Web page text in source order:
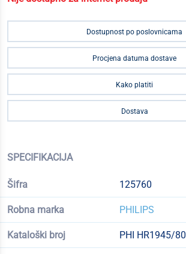
Dostupnost po poslovnicama
Procjena datuma dostave
Kako platiti
Dostava
SPECIFIKACIJA
Šifra 125760
Robna marka PHILIPS
Kataloški broj PHI HR1945/80